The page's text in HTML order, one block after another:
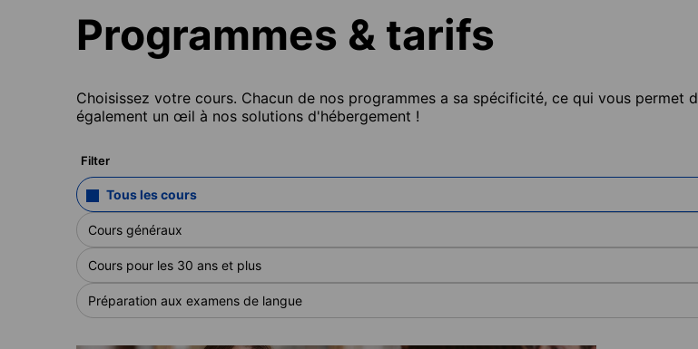
Programmes & tarifs
Choisissez votre cours. Chacun de nos programmes a sa spécificité, ce qui vous
également un œil à nos solutions d'hébergement !
Filter
Tous les cours
Cours généraux
Cours pour les 30 ans et plus
Préparation aux examens de langue